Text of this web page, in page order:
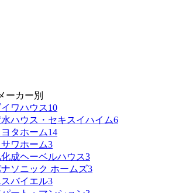
ーカー別
イワハウス10
ハウス・セキスイハイム6
ヨタホーム14
サワホーム3
成ヘーベルハウス3
ソニック ホームズ3
スバイエル3